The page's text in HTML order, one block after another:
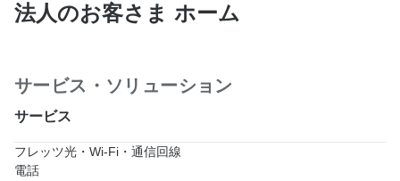
法人のお客さま ホーム
サービス・ソリューション
サービス
フレッツ光・Wi-Fi・通信回線
電話